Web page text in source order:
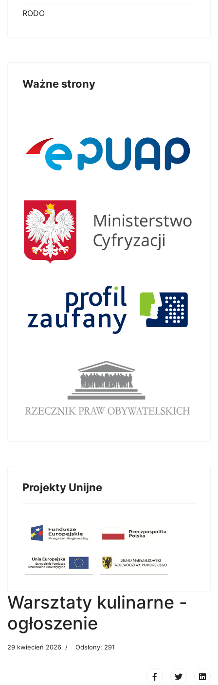
RODO
Ważne strony
Projekty Unijne
Warsztaty kulinarne -
ogłoszenie
29 kwiecień 2026 Odsłony: 291